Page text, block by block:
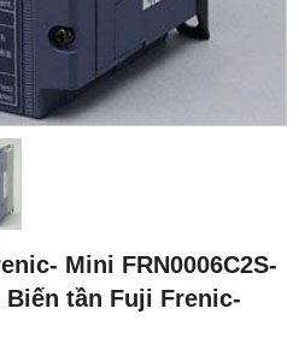
Mini FRN0006C2S-
Biến tần Fuji Frenic-